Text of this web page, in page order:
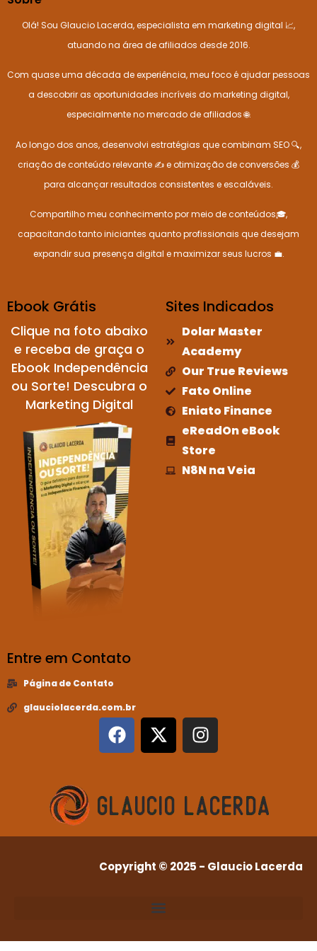
Olá! Sou Glaucio Lacerda, especialista em marketing digital 📈,
atuando na área de afiliados desde 2016.
Com quase uma década de experiência, meu foco é ajudar pessoas
a descobrir as oportunidades incríveis do marketing digital,
especialmente no mercado de afiliados 🌐.
Ao longo dos anos, desenvolvi estratégias que combinam SEO 🔍,
criação de conteúdo relevante ✍️ e otimização de conversões 💰
para alcançar resultados consistentes e escaláveis.
Compartilho meu conhecimento por meio de conteúdos🎓,
capacitando tanto iniciantes quanto profissionais que desejam
expandir sua presença digital e maximizar seus lucros 💼.
Ebook Grátis
Clique na foto abaixo
e receba de graça o
Ebook Independência
ou Sorte! Descubra o
Marketing Digital
Sites Indicados
Dolar Master
Academy
Our True Reviews
Fato Online
Eniato Finance
eReadOn eBook
Store
N8N na Veia
Entre em Contato
Página de Contato
glauciolacerda.com.br
Copyright © 2025 - Glaucio Lacerda